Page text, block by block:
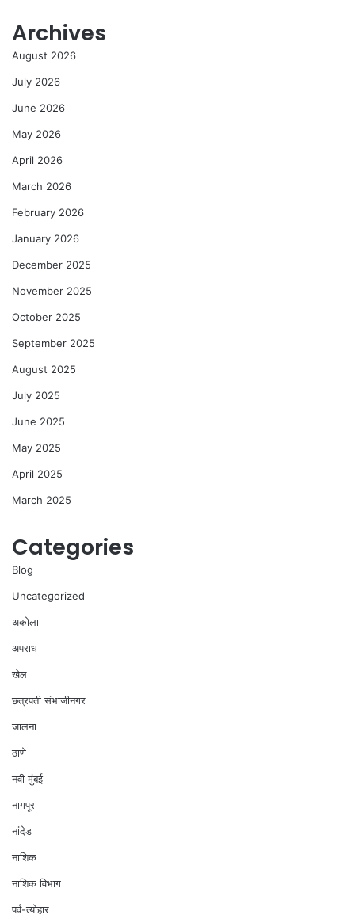
Archives
August 2026
July 2026
June 2026
May 2026
April 2026
March 2026
February 2026
January 2026
December 2025
November 2025
October 2025
September 2025
August 2025
July 2025
June 2025
May 2025
April 2025
March 2025
Categories
Blog
Uncategorized
अकोला
अपराध
खेल
छत्रपती संभाजीनगर
जालना
ठाणे
नवी मुंबई
नागपूर
नांदेड
नाशिक
नाशिक विभाग
पर्व-त्योहार